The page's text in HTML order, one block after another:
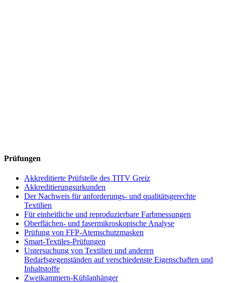
Prüfungen
Akkreditierte Prüfstelle des TITV Greiz
Akkreditierungsurkunden
Der Nachweis für anforderungs- und qualitätsgerechte
Textilien
Für einheitliche und reproduzierbare Farbmessungen
Oberflächen- und fasermikroskopische Analyse
Prüfung von FFP-Atemschutzmasken
Smart-Textiles-Prüfungen
Untersuchung von Textilien und anderen
Bedarfsgegenständen auf verschiedenste Eigenschaften und
Inhaltstoffe
Zweikammern-Kühlanhänger